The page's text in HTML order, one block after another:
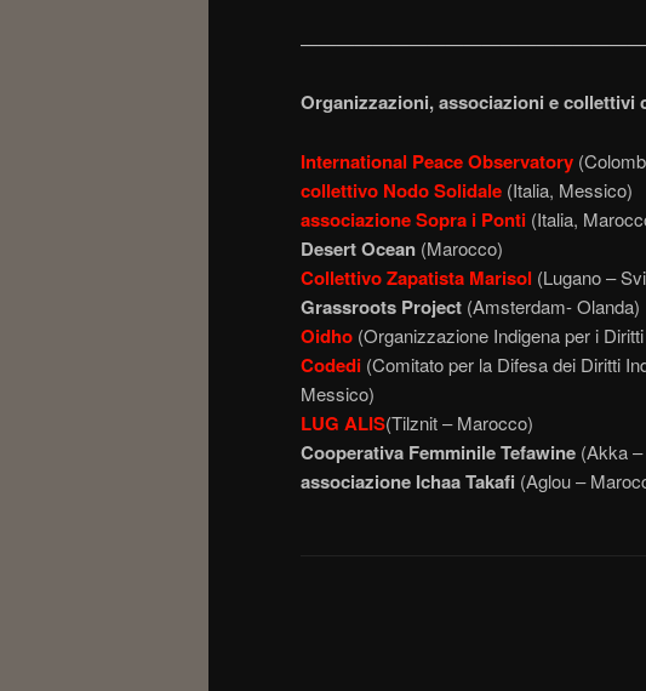
Organizzazioni, associazioni e collettivi
International Peace Observatory
collettivo Nodo Solidale (Italia, Messico)
associazione Sopra i Ponti (Italia,
Desert Ocean (Marocco)
Collettivo Zapatista Marisol (Lugano –
Grassroots Project (Amsterdam- Olanda)
Oidho (Organizzazione Indigena per i
Codedi (Comitato per la Difesa dei Diritti
Messico)
LUG ALIS(Tilznit – Marocco)
Cooperativa Femminile Tefawine (Akka
associazione Ichaa Takafi (Aglou –